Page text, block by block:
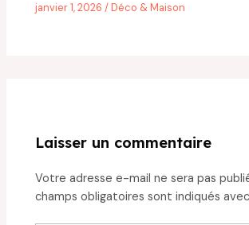
janvier 1, 2026/Déco & Maison
Laisser un commentaire
Votre adresse e-mail ne sera pas
champs obligatoires sont indiqués avec